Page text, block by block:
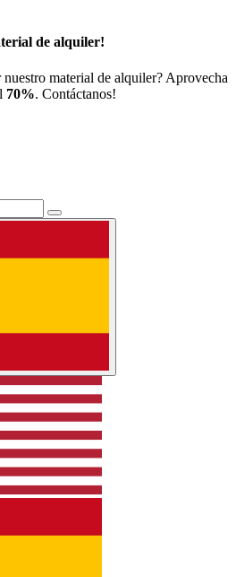
de alquiler!
material de alquiler? Aprovecha
70%. Contáctanos!